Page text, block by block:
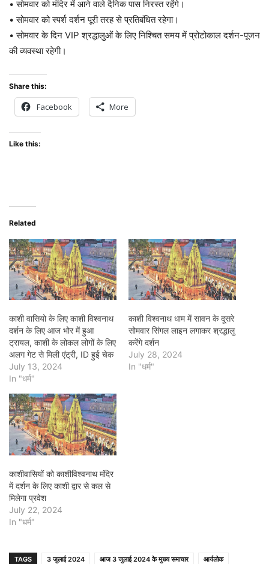
• सोमवार को मंदिर में आने वाले दैनिक पास निरस्त रहेंगे।
• सोमवार को स्पर्श दर्शन पूरी तरह से प्रतिबंधित रहेगा।
• सोमवार के दिन VIP श्रद्धालुओं के लिए निश्चित समय में प्रोटोकाल दर्शन-पूजन
की व्यवस्था रहेगी।
Share this:
Facebook More
Like this:
Related
काशी वासियो के लिए काशी विश्वनाथ
दर्शन के लिए आज भोर में हुआ
ट्रायल, काशी के लोकल लोगों के लिए
अलग गेट से मिली एंट्री, ID हुई चेक
July 13, 2024
In "धर्म"
काशी विश्वनाथ धाम में सावन के दूसरे
सोमवार सिंगल लाइन लगाकर श्रद्धालु
करेंगे दर्शन
July 28, 2024
In "धर्म"
काशीवासियों को काशीविश्वनाथ मंदिर
में दर्शन के लिए काशी द्वार से कल से
मिलेगा प्रवेश
July 22, 2024
In "धर्म"
TAGS 3 जुलाई 2024 आज 3 जुलाई 2024 के मुख्य समाचार
आर्यलोक